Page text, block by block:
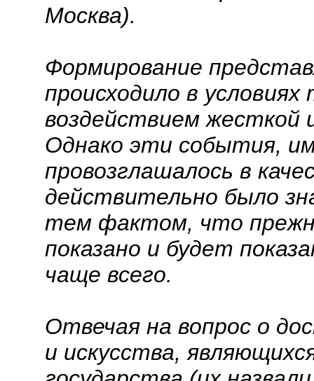
Москва).
Формирование
происходило в
воздействием жесткой
Однако эти события,
провозглашалось в
действительно было
тем фактом, что
показано и будет
чаще всего.
Отвечая на вопрос о
и искусства,